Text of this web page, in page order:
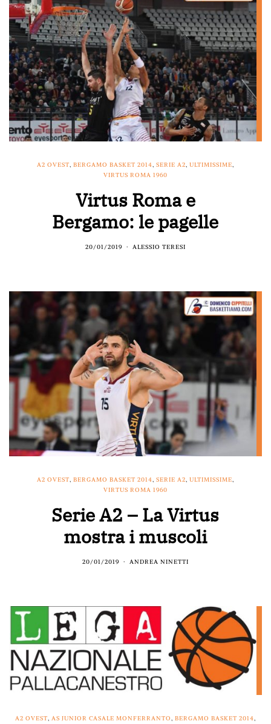
A2 OVEST, BERGAMO BASKET 2014, SERIE A2, ULTIMISSIME,
VIRTUS ROMA 1960
Virtus Roma e
Bergamo: le pagelle
20/01/2019 ALESSIO TERESI
A2 OVEST, BERGAMO BASKET 2014, SERIE A2, ULTIMISSIME,
VIRTUS ROMA 1960
Serie A2 – La Virtus
mostra i muscoli
20/01/2019 ANDREA NINETTI
A2 OVEST, AS JUNIOR CASALE MONFERRANTO, BERGAMO BASKET 2014,